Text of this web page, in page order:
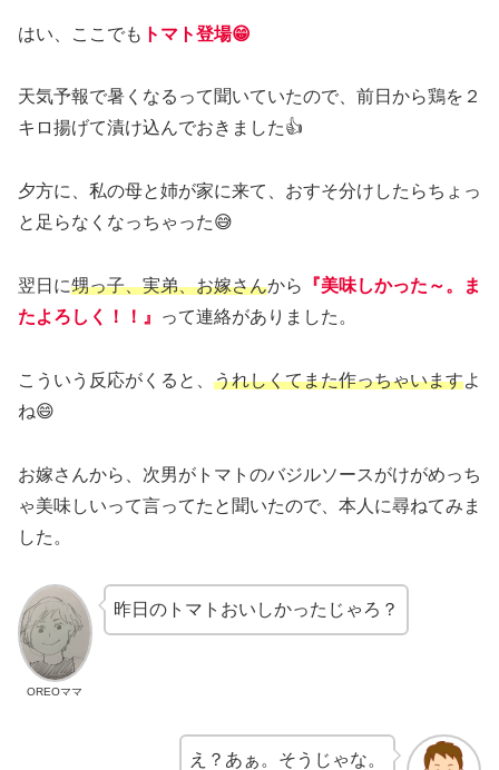
はい、ここでも トマト登場😁
天気予報で暑くなるって聞いていたので、前日から鶏を２
キロ揚げて漬け込んでおきました👍
夕方に、私の母と姉が家に来て、おすそ分けしたらちょっ
と足らなくなっちゃった😅
翌日に甥っ子、実弟、お嫁さんから
『美味しかった～。ま
たよろしく！！』
って連絡がありました。
こういう反応がくると、 うれしくてまた作っちゃいますよ
ね😄
お嫁さんから、次男がトマトのバジルソースがけがめっち
ゃ美味しいって言ってたと聞いたので、本人に尋ねてみま
した。
OREOママ
昨日のトマトおいしかったじゃろ？
え？あぁ。そうじゃな。